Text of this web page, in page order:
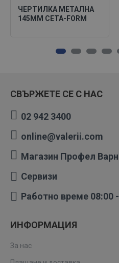
ЧЕРТИЛКА МЕТАЛНА
145ММ CETA-FORM
СВЪРЖЕТЕ СЕ С НАС
02 942 3400
online@valerii.com
Магазин Профел
Сервизи
Работно време 08:00
ИНФОРМАЦИЯ
За нас